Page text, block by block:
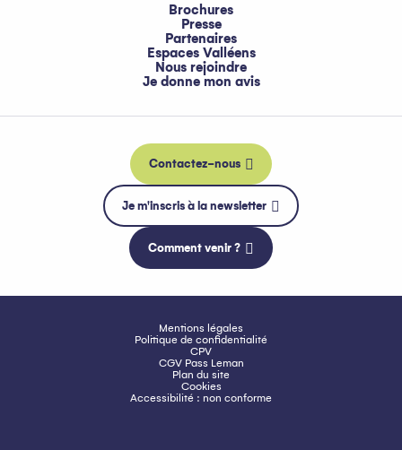
Brochures
Presse
Partenaires
Espaces Valléens
Nous rejoindre
Je donne mon avis
Contactez-nous
Je m'inscris à la newsletter
Comment venir ?
Mentions légales
Politique de confidentialité
CPV
CGV Pass Leman
Plan du site
Cookies
Accessibilité : non conforme